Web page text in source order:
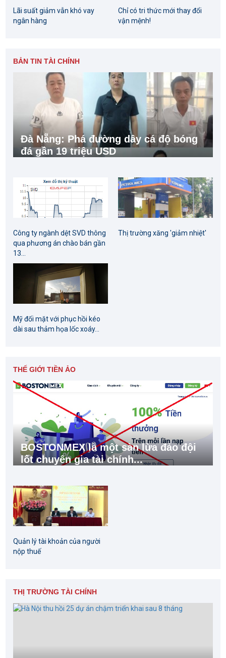
Lãi suất giảm vẫn khó vay
ngân hàng
Chỉ có tri thức mới thay đổi
vận mệnh!
BẢN TIN TÀI CHÍNH
Đà Nẵng: Phá đường dây cá độ bóng
đá gần 19 triệu USD
Công ty ngành dệt SVD thông
qua phương án chào bán gần
13...
Thị trường xăng 'giảm nhiệt'
Mỹ đối mặt với phục hồi kéo
dài sau thảm họa lốc xoáy...
THẾ GIỚI TIỀN ẢO
BOSTONMEX là một sàn lừa đảo đội
lốt chuyên gia tài chính...
Quản lý tài khoản của người
nộp thuế
THỊ TRƯỜNG TÀI CHÍNH